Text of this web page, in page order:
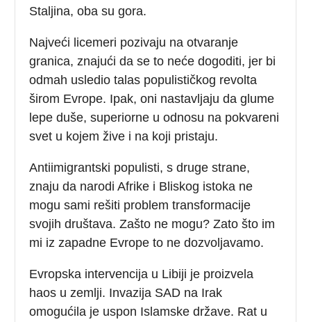
Staljina, oba su gora.
Najveći licemeri pozivaju na otvaranje
granica, znajući da se to neće dogoditi, jer bi
odmah usledio talas populističkog revolta
širom Evrope. Ipak, oni nastavljaju da glume
lepe duše, superiorne u odnosu na pokvareni
svet u kojem žive i na koji pristaju.
Antiimigrantski populisti, s druge strane,
znaju da narodi Afrike i Bliskog istoka ne
mogu sami rešiti problem transformacije
svojih društava. Zašto ne mogu? Zato što im
mi iz zapadne Evrope to ne dozvoljavamo.
Evropska intervencija u Libiji je proizvela
haos u zemlji. Invazija SAD na Irak
omogućila je uspon Islamske države. Rat u